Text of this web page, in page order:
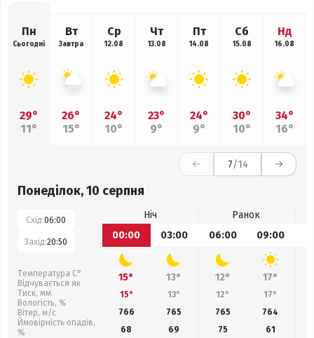
Пн
Сьогодні
29°
11°
Вт
Завтра
26°
15°
Ср
12.08
24°
10°
Чт
13.08
23°
9°
Пт
14.08
24°
9°
Сб
15.08
30°
10°
Нд
16.08
34°
16°
7/14
Понеділок, 10 серпня
Схід:06:00
Захід:20:50
Температура С°
Відчувається як
Тиск, мм
Вологість, %
Вітер, м/с
Ймовірність опадів,
%
Ніч
Ранок
00:00
03:00 06:00 09:00
15° 13° 12° 17°
15° 13° 12° 17°
766
765 765 764
68
69 75 61